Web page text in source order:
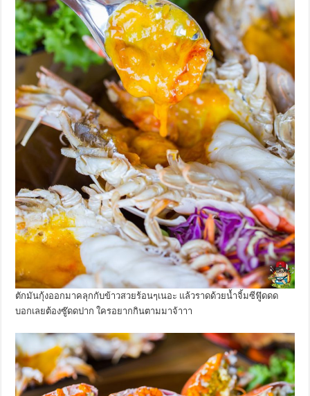
ตักมันกุ้งออกมาคลุกกับข้าวสวยร้อนๆเนอะ แล้วราดด้วยน้ำจิ้มซีฟู๊ดดด
บอกเลยต้องซู๊ดดปาก ใครอยากกินตามมาจ้าาา